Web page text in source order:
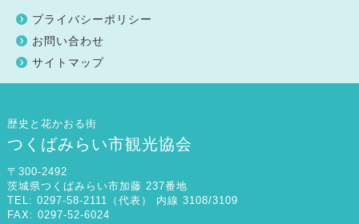
プライバシーポリシー
お問い合わせ
サイトマップ
歴史と花かおる街
つくばみらい市観光協会
〒300-2492
茨城県つくばみらい市加藤 237番地
TEL: 0297-58-2111（代表） 内線 3108/3109
FAX: 0297-52-6024